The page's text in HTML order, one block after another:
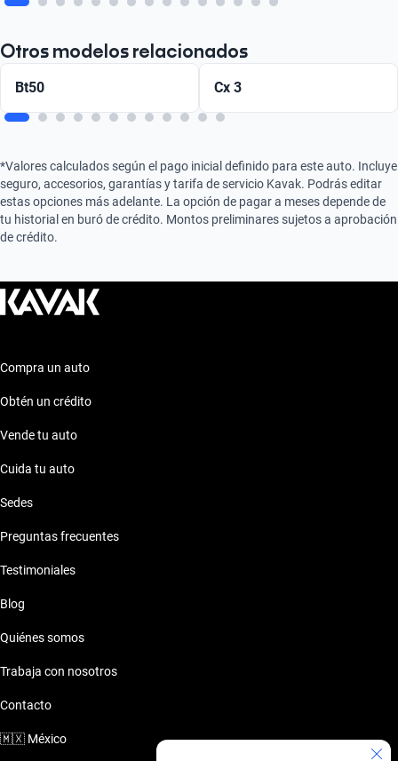
Otros modelos relacionados
Bt50 Cx 3
*Valores calculados según el pago inicial definido para este auto. Incluye
seguro, accesorios, garantías y tarifa de servicio Kavak. Podrás editar
estas opciones más adelante. La opción de pagar a meses depende de
tu historial en buró de crédito. Montos preliminares sujetos a aprobación
de crédito.
Compra un auto
Obtén un crédito
Vende tu auto
Cuida tu auto
Sedes
Preguntas frecuentes
Testimoniales
Blog
Quiénes somos
Trabaja con nosotros
Contacto
🇲🇽 México